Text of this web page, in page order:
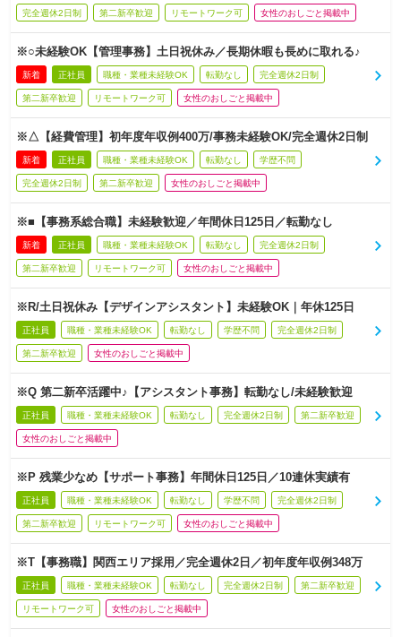
完全週休2日制 第二新卒歓迎 リモートワーク可 女性のおしごと掲載中
※○未経験OK【管理事務】土日祝休み／長期休暇も長めに取れる♪
新着 正社員 職種・業種未経験OK 転勤なし 完全週休2日制
第二新卒歓迎 リモートワーク可 女性のおしごと掲載中
※△【経費管理】初年度年収例400万/事務未経験OK/完全週休2日制
新着 正社員 職種・業種未経験OK 転勤なし 学歴不問
完全週休2日制 第二新卒歓迎 女性のおしごと掲載中
※■【事務系総合職】未経験歓迎／年間休日125日／転勤なし
新着 正社員 職種・業種未経験OK 転勤なし 完全週休2日制
第二新卒歓迎 リモートワーク可 女性のおしごと掲載中
※R/土日祝休み【デザインアシスタント】未経験OK｜年休125日
正社員 職種・業種未経験OK 転勤なし 学歴不問 完全週休2日制
第二新卒歓迎 女性のおしごと掲載中
※Q 第二新卒活躍中♪【アシスタント事務】転勤なし/未経験歓迎
正社員 職種・業種未経験OK 転勤なし 完全週休2日制 第二新卒歓迎
女性のおしごと掲載中
※P 残業少なめ【サポート事務】年間休日125日／10連休実績有
正社員 職種・業種未経験OK 転勤なし 学歴不問 完全週休2日制
第二新卒歓迎 リモートワーク可 女性のおしごと掲載中
※T【事務職】関西エリア採用／完全週休2日／初年度年収例348万
正社員 職種・業種未経験OK 転勤なし 完全週休2日制 第二新卒歓迎
リモートワーク可 女性のおしごと掲載中